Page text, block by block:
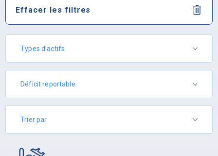
Effacer les filtres
Types d’actifs
Déficit reportable
Trier par